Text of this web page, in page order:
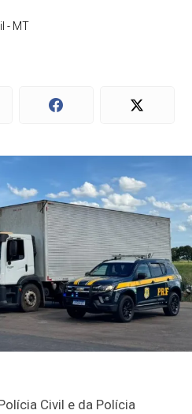
- MT
Civil e da Polícia